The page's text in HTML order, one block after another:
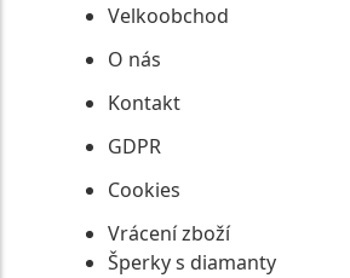
Velkoobchod
O nás
Kontakt
GDPR
Cookies
Vrácení zboží
Šperky s diamanty